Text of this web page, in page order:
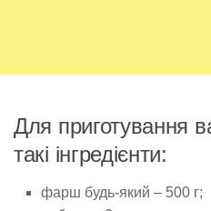
Для приготування
такі інгредієнти:
фарш будь-який – 500 г;